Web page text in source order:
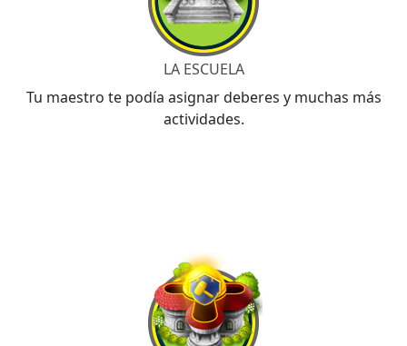
LA ESCUELA
Tu maestro te podía asignar deberes y muchas más
actividades.